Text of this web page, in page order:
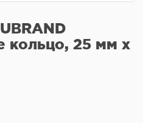
кольцо, 25 мм x